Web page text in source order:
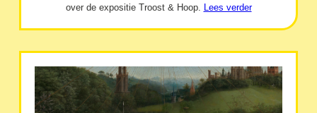
over de expositie Troost & Hoop. Lees verder